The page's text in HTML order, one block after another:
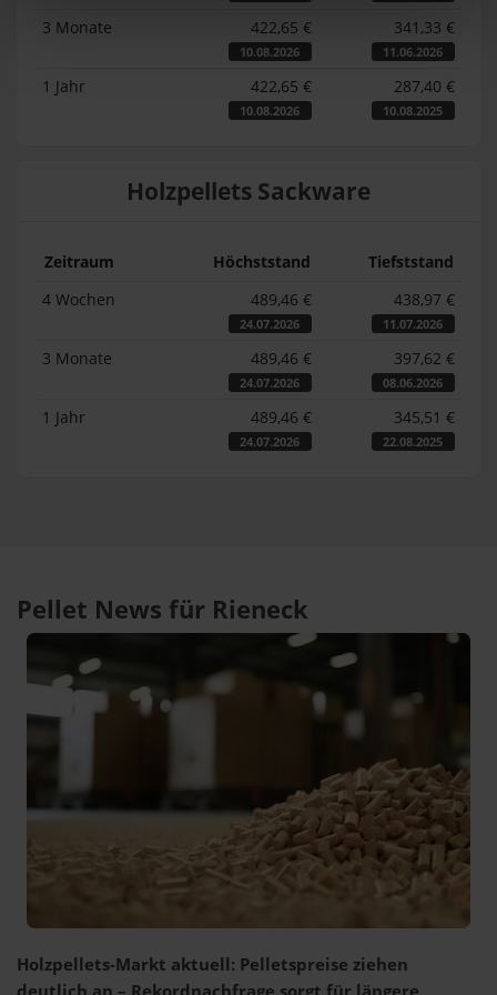
3 Monate 422,65 €
10.08.2026
341,33 €
11.06.2026
1 Jahr 422,65 €
10.08.2026
287,40 €
10.08.2025
Holzpellets Sackware
Zeitraum Höchststand
Tiefststand
4 Wochen
489,46 €
24.07.2026
438,97 €
11.07.2026
3 Monate 489,46 €
24.07.2026
397,62 €
08.06.2026
1 Jahr 489,46 €
24.07.2026
345,51 €
22.08.2025
Pellet News für Rieneck
Holzpellets-Markt aktuell: Pelletspreise ziehen